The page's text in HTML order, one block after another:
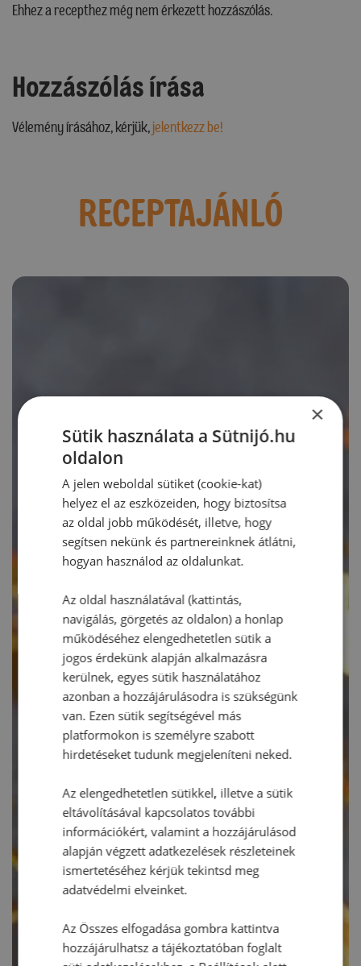
Ehhez a recepthez még nem érkezett hozzászólás.
Hozzászólás írása
Vélemény írásához, kérjük,jelentkezz be!
RECEPTAJÁNLÓ
×
Sütik használata a Sütnijó.hu
oldalon
A jelen weboldal sütiket (cookie-kat)
helyez el az eszközeiden, hogy biztosítsa
az oldal jobb működését, illetve, hogy
segítsen nekünk és partnereinknek átlátni,
hogyan használod az oldalunkat.
Az oldal használatával (kattintás,
navigálás, görgetés az oldalon) a honlap
működéséhez elengedhetetlen sütik a
jogos érdekünk alapján alkalmazásra
kerülnek, egyes sütik használatához
azonban a hozzájárulásodra is szükségünk
van. Ezen sütik segítségével más
platformokon is személyre szabott
hirdetéseket tudunk megjeleníteni neked.
Az elengedhetetlen sütikkel, illetve a sütik
eltávolításával kapcsolatos további
információkért, valamint a hozzájárulásod
alapján végzett adatkezelések részleteinek
ismertetéséhez kérjük tekintsd meg
adatvédelmi elveinket.
Az Összes elfogadása gombra kattintva
hozzájárulhatsz a tájékoztatóban foglalt